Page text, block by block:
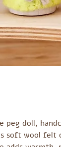
peg doll,
soft wool